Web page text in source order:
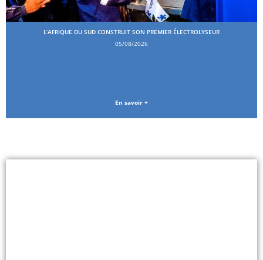
L’AFRIQUE DU SUD CONSTRUIT SON PREMIER ÉLECTROLYSEUR
05/08/2026
En savoir +